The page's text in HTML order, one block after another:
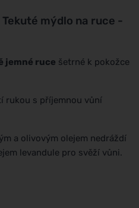
mýdlo na ruce -
jemné ruce šetrné k pokožce
rukou s příjemnou vůní
a olivovým olejem nedráždí
levandule pro svěží vůni.